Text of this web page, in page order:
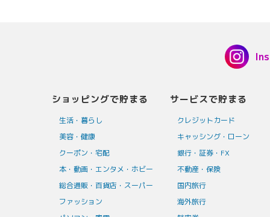
ショッピングで貯まる
生活・暮らし
美容・健康
クーポン・宅配
本・動画・エンタメ・ホビー
総合通販・百貨店・スーパー
ファッション
サービスで貯まる
クレジットカード
キャッシング・ローン
銀行・証券・FX
不動産・保険
国内旅行
海外旅行